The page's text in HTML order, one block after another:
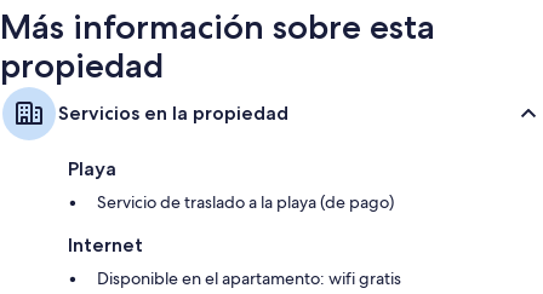
Más información sobre esta
propiedad
Servicios en la propiedad
Playa
Servicio de traslado a la playa (de pago)
Internet
Disponible en el apartamento: wifi gratis